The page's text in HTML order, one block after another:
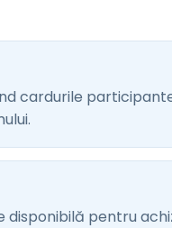
cardurile
disponibilă pentru